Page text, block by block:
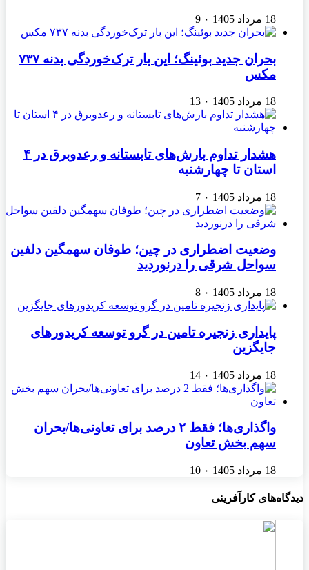
18 مرداد 1405 ۰ 9
بحران جدید بوئینگ؛ این بار ترک‌خوردگی بدنه ۷۳۷
مکس
18 مرداد 1405 ۰ 13
هشدار تداوم بارش‌های تابستانه و رعدوبرق در ۴
استان تا چهارشنبه
18 مرداد 1405 ۰ 7
وضعیت اضطراری در چین؛ طوفان سهمگین دلفین
سواحل شرقی را درنوردید
18 مرداد 1405 ۰ 8
پایداری زنجیره تامین در گرو توسعه کریدورهای
جایگزین
18 مرداد 1405 ۰ 14
واگذاری‌ها؛ فقط ۲ درصد برای تعاونی‌ها/بحران
سهم بخش تعاون
18 مرداد 1405 ۰ 10
دیدگاه‌های کارآفرینی